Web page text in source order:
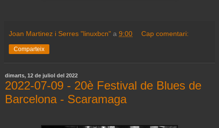
Joan Martinez i Serres "linuxbcn" a 9:00 Cap comentari:
Comparteix
dimarts, 12 de juliol del 2022
2022-07-09 - 20è Festival de Blues de
Barcelona - Scaramaga